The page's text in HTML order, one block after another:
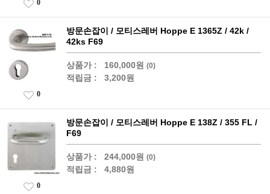
0
방문손잡이 / 모티스레버 Hoppe E 1365Z / 42k /
42ks F69
상품가 : 160,000원 (0)
적립금 : 3,200원
0
방문손잡이 / 모티스레버 Hoppe E 138Z / 355 FL /
F69
상품가 : 244,000원 (0)
적립금 : 4,880원
0